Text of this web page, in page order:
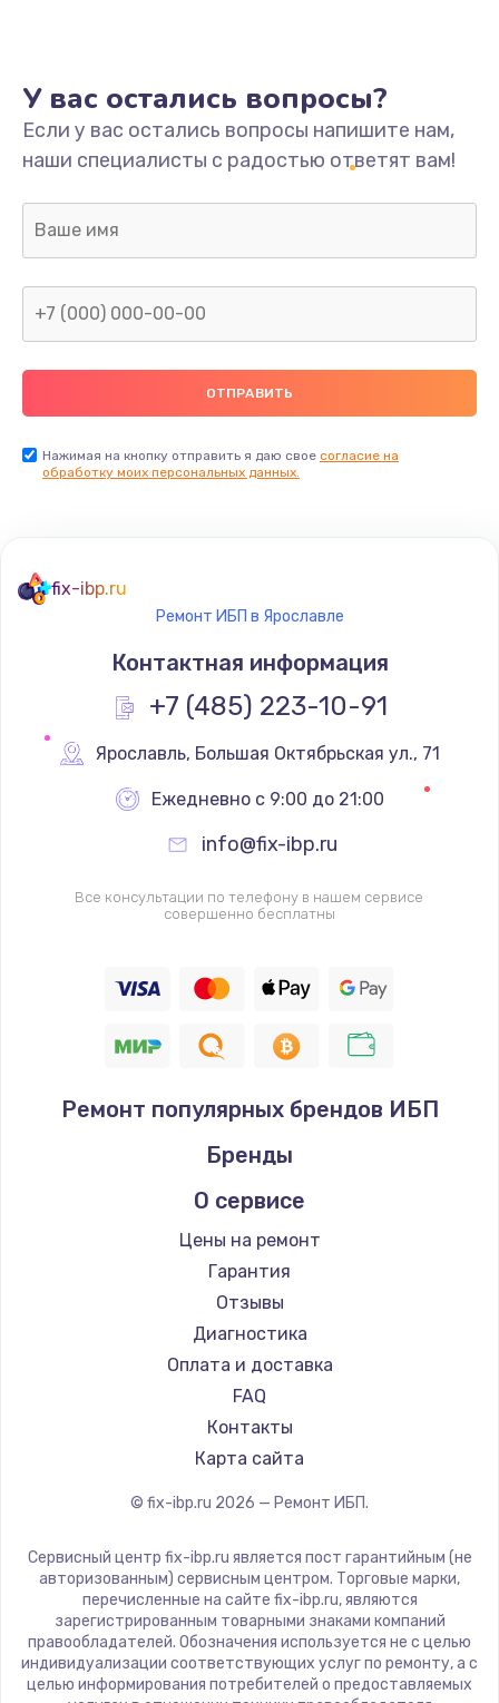
Замена/Pемонт карбюратора
1300 руб.
Заказать
Ремонт капиллярной трубки
400 руб.
Заказать
Замена термостата
1200 руб.
Заказать
Замена реле
700 руб.
Замена ТЭНа
2500 руб.
Замена шнура
1400 руб.
Заказать
Замена / ремонт электронного модуля
управления
600 руб.
Заказать
Замена конфорки
1100 руб.
Заказать
Замена платы сенсора
Заказать
Замена регулятора режимов конфорки
900 руб.
У вас остались вопросы?
Если у вас остались вопросы напишите нам,
наши специалисты с радостью ответят вам!
Нажимая на кнопку отправить я даю свое согласие на
обработку моих персональных данных.
fix-ibp.ru
Ремонт ИБП в Ярославле
Контактная информация
+7 (485) 223-10-91
Ярославль, Большая Октябрьская ул., 71
Ежедневно с 9:00 до 21:00
info@fix-ibp.ru
Все консультации по телефону в нашем сервисе
совершенно бесплатны
Ремонт популярных брендов ИБП
Бренды
О сервисе
Цены на ремонт
Гарантия
Отзывы
Диагностика
Оплата и доставка
FAQ
Контакты
Карта сайта
© fix-ibp.ru 2026 — Ремонт ИБП.
Сервисный центр fix-ibp.ru является пост гарантийным (не
авторизованным) сервисным центром. Торговые марки,
перечисленные на сайте fix-ibp.ru, являются
зарегистрированным товарными знаками компаний
правообладателей. Обозначения используется не с целью
индивидуализации соответствующих услуг по ремонту, а с
целью информирования потребителей о предоставляемых